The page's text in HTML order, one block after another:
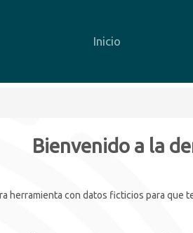
Inicio
Bienvenido a la
herramienta con datos ficticios para que